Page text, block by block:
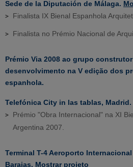
Sede de la Diputación de Málaga.
Finalista IX Bienal Espanhola
Finalista no Prémio Nacional de
Prémio Via 2008 ao grupo
desenvolvimento na V edição dos
espanhola.
Telefónica City in las tablas, Madrid.
Prémio "Obra Internacional" na XI
Argentina 2007.
Terminal T-4 Aeroporto
Barajas. Mostrar projeto